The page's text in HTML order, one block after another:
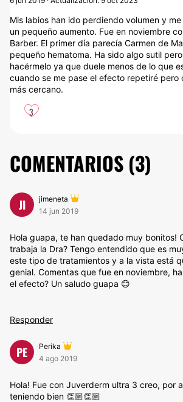
Mis labios han ido perdiendo volumen y
un pequeño aumento. Fue en noviembre
Barber. El primer día parecía Carmen de
pequeño hematoma. Ha sido algo sutil
hacérmelo ya que duele menos de lo que
cuando se me pase el efecto repetiré pero
más cercano.
3
COMENTARIOS (3)
JI
jimeneta
14 jun 2019
Hola guapa, te han quedado muy bonitos!
trabaja la Dra? Tengo entendido que es
este tipo de tratamientos y a la vista está
genial. Comentas que fue en noviembre,
el efecto? Un saludo guapa 😊
Responder
PE
Perika
4 ago 2019
Hola! Fue con Juverderm ultra 3 creo, por
teniendo bien 👏🏼👏🏼